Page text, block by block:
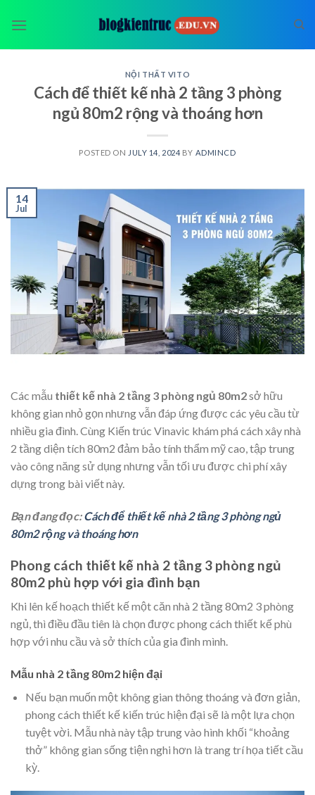
NỘI THẤT VITO
Cách để thiết kế nhà 2 tầng 3 phòng
ngủ 80m2 rộng và thoáng hơn
POSTED ON JULY 14, 2024 BY ADMINCD
14
Jul
Các mẫu thiết kế nhà 2 tầng 3 phòng ngủ 80m2sở hữu
không gian nhỏ gọn nhưng vẫn đáp ứng được các yêu cầu từ
nhiều gia đình. Cùng Kiến trúc Vinavic khám phá cách xây nhà
2 tầng diện tích 80m2 đảm bảo tính thẩm mỹ cao, tập trung
vào công năng sử dụng nhưng vẫn tối ưu được chi phí xây
dựng trong bài viết này.
Bạn đang đọc:Cách để thiết kế nhà 2 tầng 3 phòng ngủ
80m2 rộng và thoáng hơn
Phong cách thiết kế nhà 2 tầng 3 phòng ngủ
80m2 phù hợp với gia đình bạn
Khi lên kế hoạch thiết kế một căn nhà 2 tầng 80m2 3 phòng
ngủ, thì điều đầu tiên là chọn được phong cách thiết kế phù
hợp với nhu cầu và sở thích của gia đình mình.
Mẫu nhà 2 tầng 80m2 hiện đại
Nếu bạn muốn một không gian thông thoáng và đơn giản,
phong cách thiết kế kiến trúc hiện đại sẽ là một lựa chọn
tuyệt vời. Mẫu nhà này tập trung vào hình khối “khoảng
thở” không gian sống tiện nghi hơn là trang trí họa tiết cầu
kỳ.